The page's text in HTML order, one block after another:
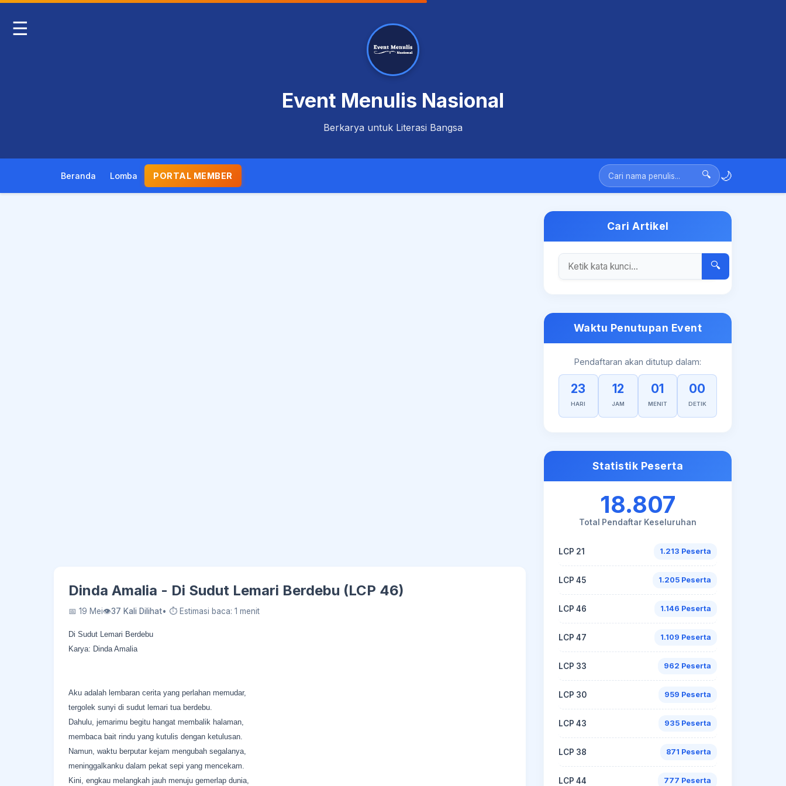
☰
Event Menulis Nasional
Berkarya untuk Literasi Bangsa
Beranda Lomba PORTAL MEMBER 🔍 🌙
Dinda Amalia - Di Sudut Lemari Berdebu (LCP 46)
📅 19 Mei👁37 Kali Dilihat• ⏱ Estimasi baca: 1 menit
Di Sudut Lemari Berdebu
Karya: Dinda Amalia
Aku adalah lembaran cerita yang perlahan memudar,
tergolek sunyi di sudut lemari tua berdebu.
Dahulu, jemarimu begitu hangat membalik halaman,
membaca bait rindu yang kutulis dengan ketulusan.
Namun, waktu berputar kejam mengubah segalanya,
meninggalkanku dalam pekat sepi yang mencekam.
​Kini, engkau melangkah jauh menuju gemerlap dunia,
Cari Artikel
🔍
Waktu Penutupan Event
Pendaftaran akan ditutup dalam:
23
HARI
12
JAM
00
MENIT
59
DETIK
Statistik Peserta
18.807
Total Pendaftar Keseluruhan
LCP 21 1.213 Peserta
LCP 45 1.205 Peserta
LCP 46 1.146 Peserta
LCP 47 1.109 Peserta
LCP 33 962 Peserta
LCP 30 959 Peserta
LCP 43 935 Peserta
LCP 38 871 Peserta
LCP 44 777 Peserta